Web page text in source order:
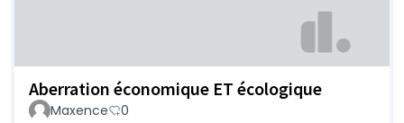
Aberration économique ET écologique
Maxence 0